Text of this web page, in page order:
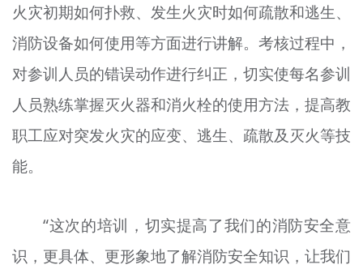
火灾初期如何扑救、发生火灾时如何疏散和逃生、
消防设备如何使用等方面进行讲解。考核过程中，
对参训人员的错误动作进行纠正，切实使每名参训
人员熟练掌握灭火器和消火栓的使用方法，提高教
职工应对突发火灾的应变、逃生、疏散及灭火等技
能。
“这次的培训，切实提高了我们的消防安全意
识，更具体、更形象地了解消防安全知识，让我们